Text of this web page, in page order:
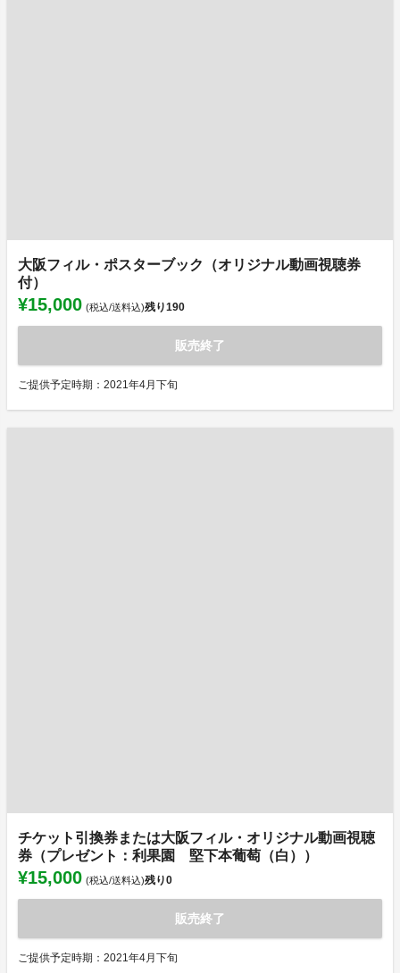
大阪フィル・ポスターブック（オリジナル動画視聴券
付）
¥15,000 (税込/送料込)残り190
販売終了
ご提供予定時期：2021年4月下旬
チケット引換券または大阪フィル・オリジナル動画視聴
券（プレゼント：利果園 堅下本葡萄（白））
¥15,000 (税込/送料込)残り0
販売終了
ご提供予定時期：2021年4月下旬